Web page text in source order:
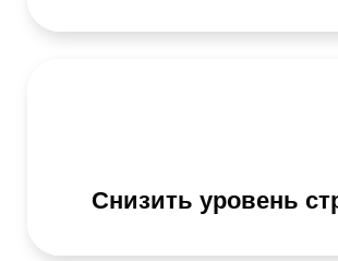
Снизить уровень